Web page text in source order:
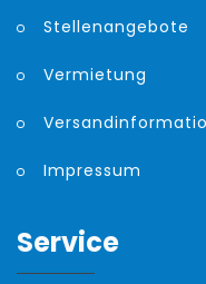
Stellenangebote
Vermietung
Impressum
Service